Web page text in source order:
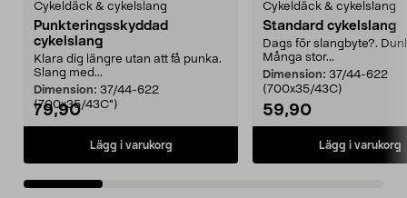
Cykeldäck & cykelslang
Punkteringsskyddad
cykelslang
Klara dig längre utan att få punka.
Slang med...
Dimension: 37/44-622
(700x35/43C")
79,90
Lägg i varukorg
Cykeldäck & cykelslang
Standard cykelslang
Dags för slangbyte?.
Många stor...
Dimension: 37/44-622
(700x35/43C)
59,90
Lägg i varukorg